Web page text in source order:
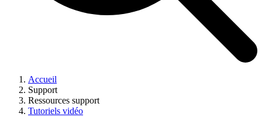
Accueil
Support
Ressources support
Tutoriels vidéo